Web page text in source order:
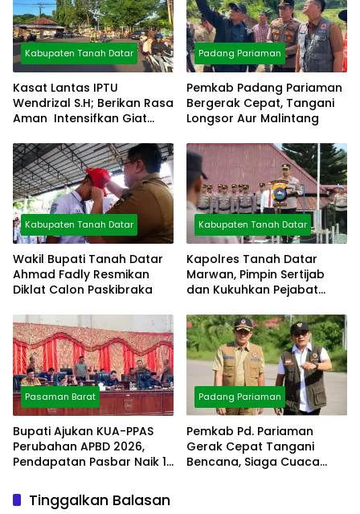
Kabupaten Tanah Datar
Kasat Lantas IPTU
Wendrizal S.H; Berikan Rasa
Aman Intensifkan Giat
Padang Pariaman
Pemkab Padang Pariaman
Bergerak Cepat, Tangani
Longsor Aur Malintang
Kabupaten Tanah Datar
Wakil Bupati Tanah Datar
Ahmad Fadly Resmikan
Diklat Calon Paskibraka
Kabupaten Tanah Datar
Kapolres Tanah Datar
Marwan, Pimpin Sertijab
dan Kukuhkan Pejabat
Pasaman Barat
Bupati Ajukan KUA-PPAS
Perubahan APBD 2026,
Pendapatan Pasbar Naik 15
Padang Pariaman
Pemkab Pd. Pariaman
Gerak Cepat Tangani
Bencana, Siaga Cuaca
Tinggalkan Balasan